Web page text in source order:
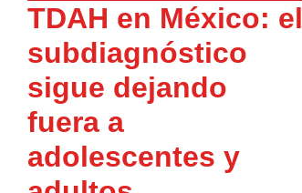
TDAH en México: el
subdiagnóstico
sigue dejando
fuera a
adolescentes y